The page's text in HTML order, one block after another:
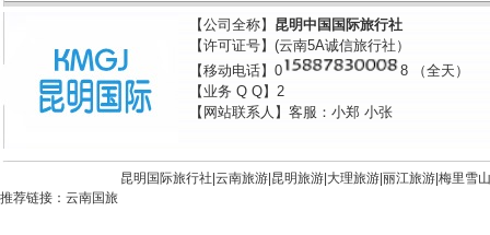
【公司全称】 昆明中国国际旅行社
【许可证号】(云南5A诚信旅行社）
【移动电话】0
8 （全天）
【业务 Q Q】2
【网站联系人】客服：小郑 小张
昆明国际旅行社| 云南旅游 昆明旅游 大理旅游 丽江旅游 梅里雪山
推荐链接： 云南国旅